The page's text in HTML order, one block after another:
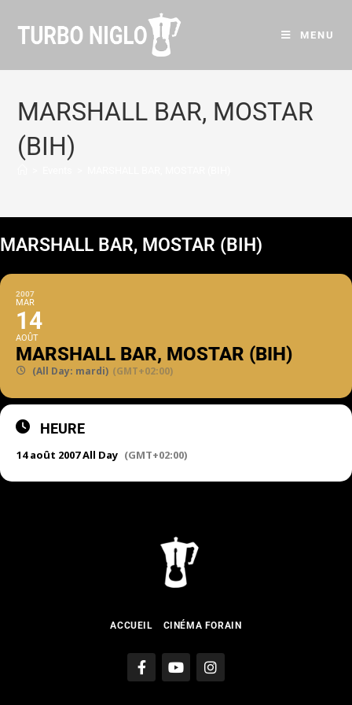
MENU
MARSHALL BAR, MOSTAR
(BIH)
MARSHALL BAR, MOSTAR (BIH)
2007
MAR
14
AOÛT
MARSHALL BAR, MOSTAR (BIH)
(All Day: mardi) (GMT+02:00)
HEURE
14 août 2007 All Day (GMT+02:00)
ACCUEIL CINÉMA FORAIN